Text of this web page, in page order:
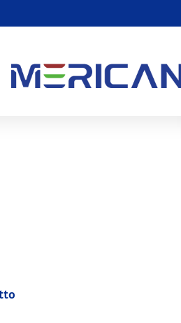
del design, Struttura e
ti porta il letto avanzato di terapia